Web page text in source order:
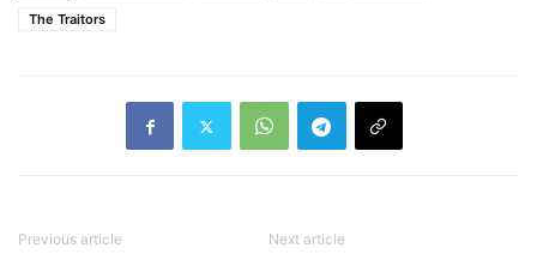
The Traitors
Previous article Next article